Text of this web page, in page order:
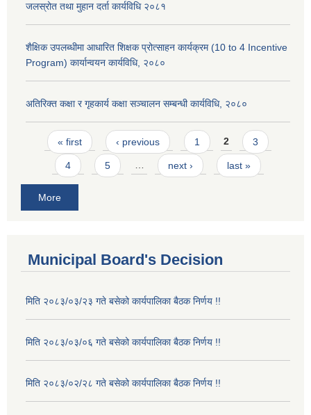
जलस्रोत तथा मुहान दर्ता कार्यविधि २०८१
शैक्षिक उपलब्धीमा आधारित शिक्षक प्रोत्साहन कार्यक्रम (10 to 4 Incentive
Program) कार्यान्वयन कार्यविधि, २०८०
अतिरिक्त कक्षा र गृहकार्य कक्षा सञ्चालन सम्बन्धी कार्यविधि, २०८०
Pages
« first ‹ previous 1 2 3
4 5 … next › last »
More
Municipal Board's Decision
मिति २०८३/०३/२३ गते बसेको कार्यपालिका बैठक निर्णय !!
मिति २०८३/०३/०६ गते बसेको कार्यपालिका बैठक निर्णय !!
मिति २०८३/०२/२८ गते बसेको कार्यपालिका बैठक निर्णय !!